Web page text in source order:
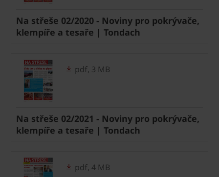
Na střeše 02/2020 - Noviny pro pokrývače,
klempíře a tesaře | Tondach
pdf, 3 MB
Na střeše 02/2021 - Noviny pro pokrývače,
klempíře a tesaře | Tondach
pdf, 4 MB